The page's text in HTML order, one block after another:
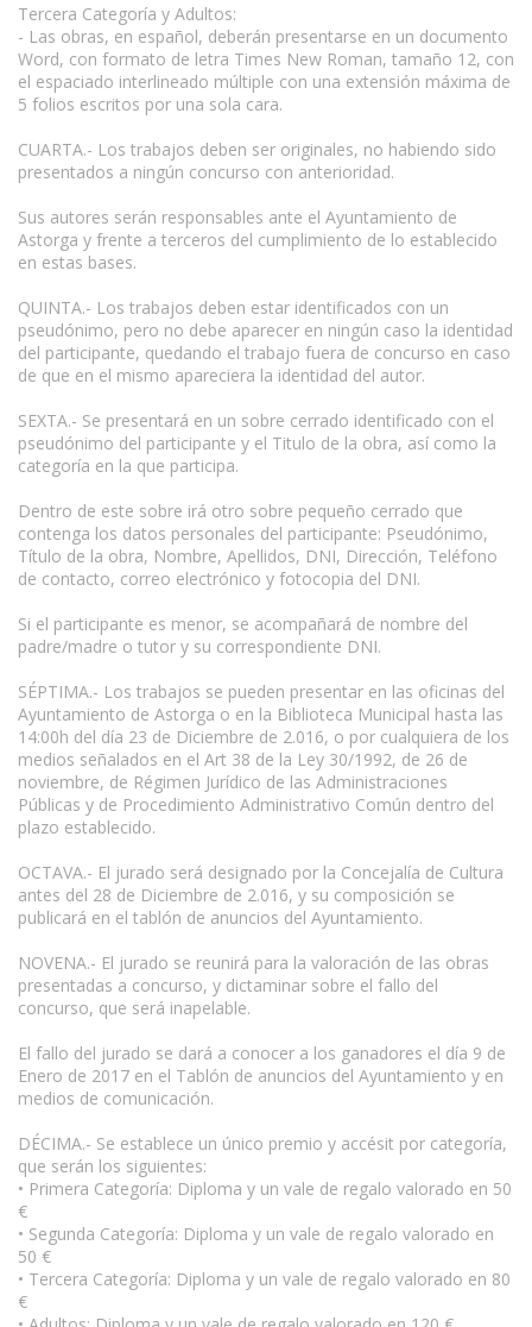
Tercera Categoría y Adultos:
- Las obras, en español, deberán presentarse en un documento
Word, con formato de letra Times New Roman, tamaño 12, con
el espaciado interlineado múltiple con una extensión máxima de
5 folios escritos por una sola cara.
CUARTA.- Los trabajos deben ser originales, no habiendo sido
presentados a ningún concurso con anterioridad.
Sus autores serán responsables ante el Ayuntamiento de
Astorga y frente a terceros del cumplimiento de lo establecido
en estas bases.
QUINTA.- Los trabajos deben estar identificados con un
pseudónimo, pero no debe aparecer en ningún caso la identidad
del participante, quedando el trabajo fuera de concurso en caso
de que en el mismo apareciera la identidad del autor.
SEXTA.- Se presentará en un sobre cerrado identificado con el
pseudónimo del participante y el Titulo de la obra, así como la
categoría en la que participa.
Dentro de este sobre irá otro sobre pequeño cerrado que
contenga los datos personales del participante: Pseudónimo,
Título de la obra, Nombre, Apellidos, DNI, Dirección, Teléfono
de contacto, correo electrónico y fotocopia del DNI.
Si el participante es menor, se acompañará de nombre del
padre/madre o tutor y su correspondiente DNI.
SÉPTIMA.- Los trabajos se pueden presentar en las oficinas del
Ayuntamiento de Astorga o en la Biblioteca Municipal hasta las
14:00h del día 23 de Diciembre de 2.016, o por cualquiera de los
medios señalados en el Art 38 de la Ley 30/1992, de 26 de
noviembre, de Régimen Jurídico de las Administraciones
Públicas y de Procedimiento Administrativo Común dentro del
plazo establecido.
OCTAVA.- El jurado será designado por la Concejalía de Cultura
antes del 28 de Diciembre de 2.016, y su composición se
publicará en el tablón de anuncios del Ayuntamiento.
NOVENA.- El jurado se reunirá para la valoración de las obras
presentadas a concurso, y dictaminar sobre el fallo del
concurso, que será inapelable.
El fallo del jurado se dará a conocer a los ganadores el día 9 de
Enero de 2017 en el Tablón de anuncios del Ayuntamiento y en
medios de comunicación.
DÉCIMA.- Se establece un único premio y accésit por categoría,
que serán los siguientes:
• Primera Categoría: Diploma y un vale de regalo valorado en 50
€
• Segunda Categoría: Diploma y un vale de regalo valorado en
50 €
• Tercera Categoría: Diploma y un vale de regalo valorado en 80
€